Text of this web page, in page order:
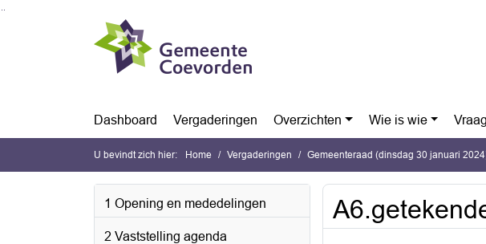
Ga naar de inhoud van deze pagina
Ga naar het zoeken
Ga naar het menu
Dashboard Vergaderingen Overzichten Wie is wie
U bevindt zich hier: Home Vergaderingen Gemeenteraad (dinsdag 30 januari
1 Opening en mededelingen
2 Vaststelling agenda